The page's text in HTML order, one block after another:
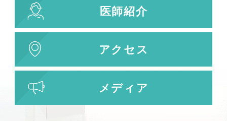
医師紹介
アクセス
メディア